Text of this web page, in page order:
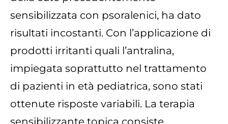
sensibilizzata con psoralenici, ha dato
risultati incostanti. Con l’applicazione di
prodotti irritanti quali l’antralina,
impiegata soprattutto nel trattamento
di pazienti in età pediatrica, sono stati
ottenute risposte variabili. La terapia
sensibilizzante topica consiste